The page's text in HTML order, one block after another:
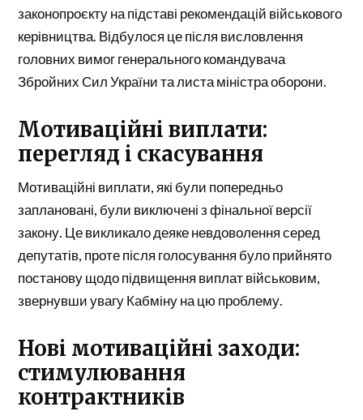
законопроєкту на підставі рекомендацій військового
керівництва. Відбулося це після висловлення
головних вимог генерального командувача
Збройних Сил України та листа міністра оборони.
Мотиваційні виплати:
перегляд і скасування
Мотиваційні виплати, які були попередньо
заплановані, були виключені з фінальної версії
закону. Це викликало деяке невдоволення серед
депутатів, проте після голосування було прийнято
постанову щодо підвищення виплат військовим,
звернувши увагу Кабміну на цю проблему.
Нові мотиваційні заходи:
стимулювання
контрактників